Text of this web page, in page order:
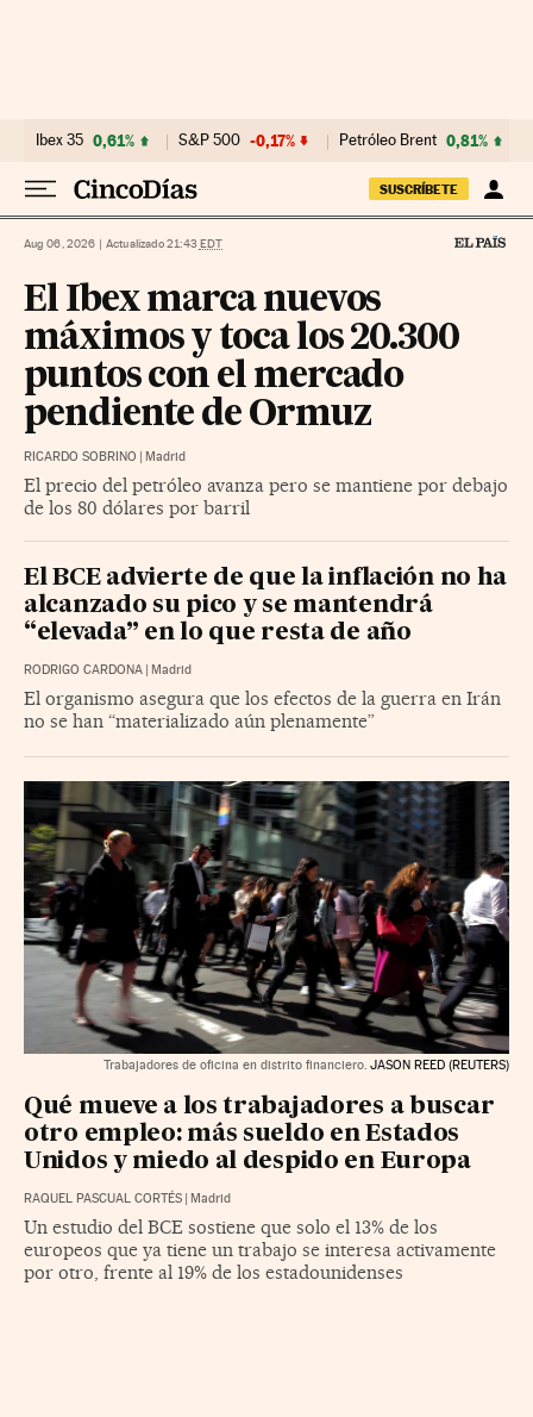
Ibex 35 0,61% S&P 500 -0,17% Petróleo Brent 0,81%
SUSCRÍBETE
Aug 06, 2026 | Actualizado 21:43 EDT
El Ibex marca nuevos
máximos y toca los 20.300
puntos con el mercado
pendiente de Ormuz
RICARDO SOBRINO | Madrid
El precio del petróleo avanza pero se mantiene por debajo
de los 80 dólares por barril
El BCE advierte de que la inflación no ha
alcanzado su pico y se mantendrá
“elevada” en lo que resta de año
RODRIGO CARDONA | Madrid
El organismo asegura que los efectos de la guerra en Irán
no se han “materializado aún plenamente”
Trabajadores de oficina en distrito financiero. JASON REED (REUTERS)
Qué mueve a los trabajadores a buscar
otro empleo: más sueldo en Estados
Unidos y miedo al despido en Europa
RAQUEL PASCUAL CORTÉS Madrid
Un estudio del BCE sostiene que solo el 13% de los
europeos que ya tiene un trabajo se interesa activamente
por otro, frente al 19% de los estadounidenses